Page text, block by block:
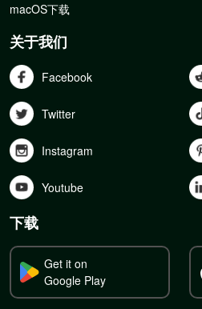
macOS下载
关于我们
Facebook
Twitter
Instagram
Youtube
下载
Get it on
Google Play